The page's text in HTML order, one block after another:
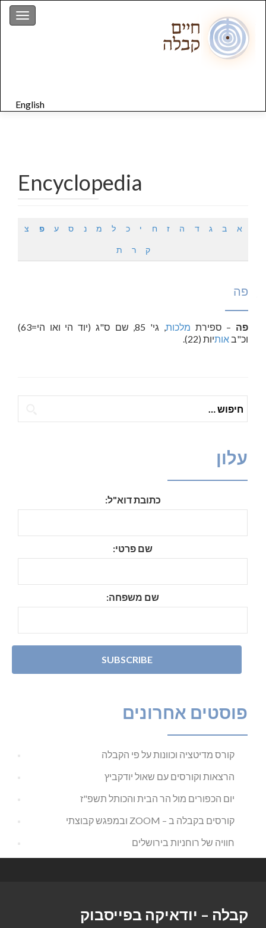
English
Encyclopedia
א ב ג ד ה ז ח י כ ל מ נ ס ע פ צ
ק ר ת
פה
פה – ספירת מלכות
, גי' 85, שם ס"ג (יוד הי ואו הי=63)
וכ"באותיות (22).
עלון
כתובת דוא"ל:
שם פרטי:
שם משפחה:
פוסטים אחרונים
קורס מדיטציה וכוונות על פי הקבלה
הרצאות וקורסים עם שאול יודקביץ
יום הכפורים מול הר הבית והכותל תשפ"ז
קורסים בקבלה ב – ZOOM ובמפגש קבוצתי
חוויה של רוחניות בירושלים
קבלה – יודאיקה בפייסבוק